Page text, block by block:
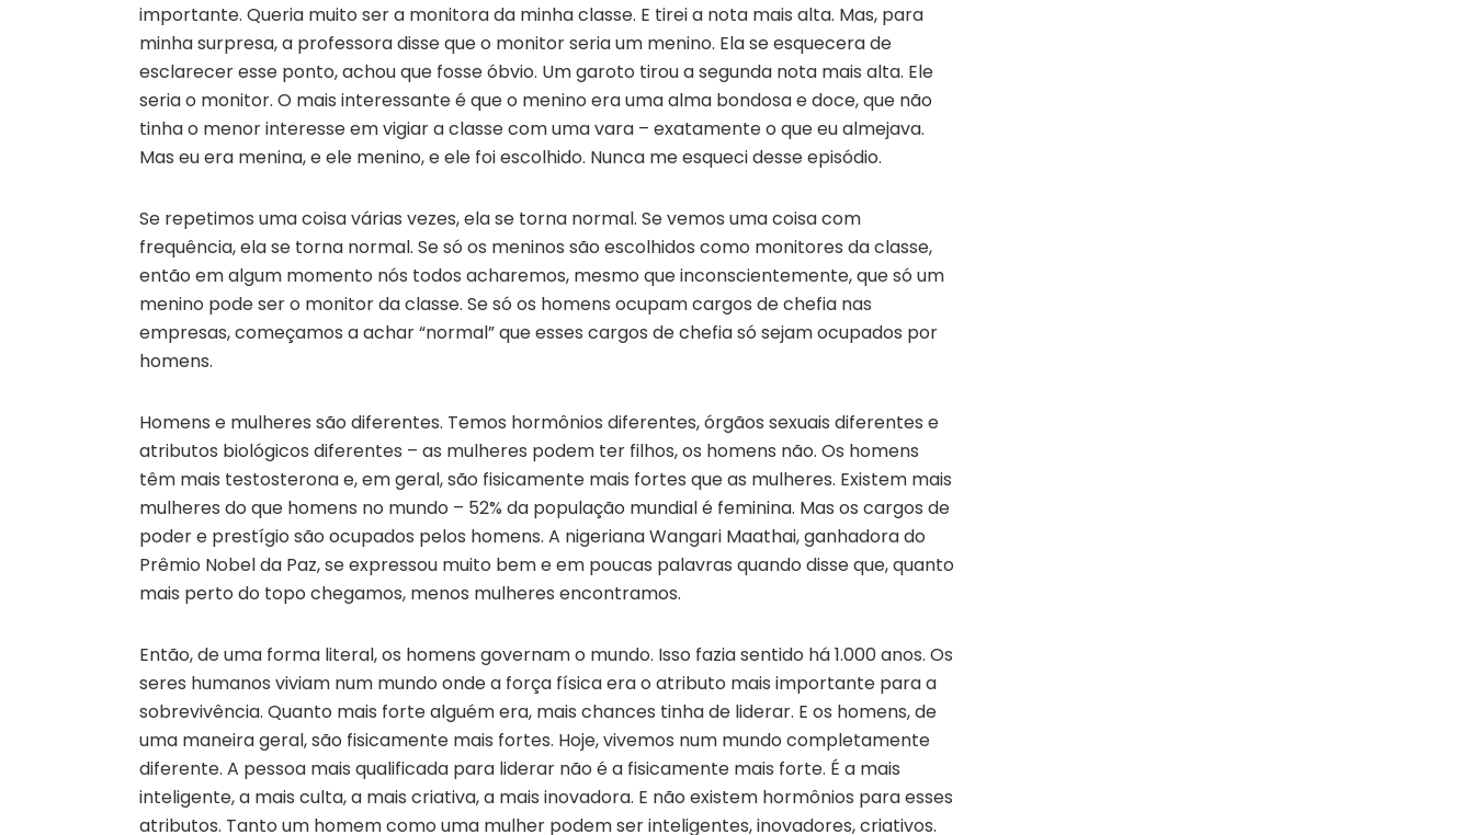
importante. Queria muito ser a monitora da minha classe. E tirei a nota mais alta. Mas, para
minha surpresa, a professora disse que o monitor seria um menino. Ela se esquecera de
esclarecer esse ponto, achou que fosse óbvio. Um garoto tirou a segunda nota mais alta. Ele
seria o monitor. O mais interessante é que o menino era uma alma bondosa e doce, que não
tinha o menor interesse em vigiar a classe com uma vara – exatamente o que eu almejava.
Mas eu era menina, e ele menino, e ele foi escolhido. Nunca me esqueci desse episódio.
Se repetimos uma coisa várias vezes, ela se torna normal. Se vemos uma coisa com
frequência, ela se torna normal. Se só os meninos são escolhidos como monitores da classe,
então em algum momento nós todos acharemos, mesmo que inconscientemente, que só um
menino pode ser o monitor da classe. Se só os homens ocupam cargos de chefia nas
empresas, começamos a achar “normal” que esses cargos de chefia só sejam ocupados por
homens.
Homens e mulheres são diferentes. Temos hormônios diferentes, órgãos sexuais diferentes e
atributos biológicos diferentes – as mulheres podem ter filhos, os homens não. Os homens
têm mais testosterona e, em geral, são fisicamente mais fortes que as mulheres. Existem mais
mulheres do que homens no mundo – 52% da população mundial é feminina. Mas os cargos de
poder e prestígio são ocupados pelos homens. A nigeriana Wangari Maathai, ganhadora do
Prêmio Nobel da Paz, se expressou muito bem e em poucas palavras quando disse que, quanto
mais perto do topo chegamos, menos mulheres encontramos.
Então, de uma forma literal, os homens governam o mundo. Isso fazia sentido há 1.000 anos. Os
seres humanos viviam num mundo onde a força física era o atributo mais importante para a
sobrevivência. Quanto mais forte alguém era, mais chances tinha de liderar. E os homens, de
uma maneira geral, são fisicamente mais fortes. Hoje, vivemos num mundo completamente
diferente. A pessoa mais qualificada para liderar não é a fisicamente mais forte. É a mais
inteligente, a mais culta, a mais criativa, a mais inovadora. E não existem hormônios para esses
atributos. Tanto um homem como uma mulher podem ser inteligentes, inovadores, criativos.